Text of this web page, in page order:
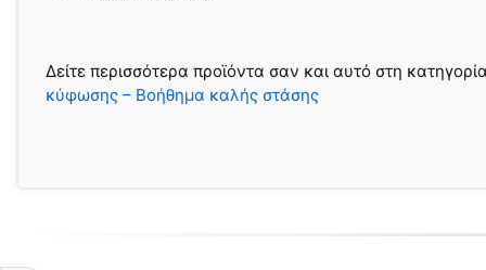
Δείτε περισσότερα προϊόντα σαν και αυτό στη κατηγορία
κύφωσης – Βοήθημα καλής στάσης